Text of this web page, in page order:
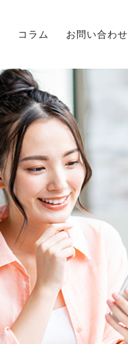
コラム お問い合わせ